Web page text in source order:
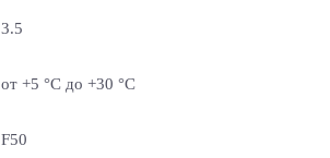
3.5
от +5 °С до +30 °С
F50